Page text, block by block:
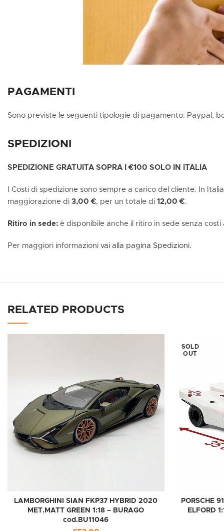
PAGAMENTI
Sono previste le seguenti tipologie di pagamento: Paypal,
SPEDIZIONI
SPEDIZIONE GRATUITA SOPRA I €100 SOLO IN ITALIA
I Costi di spedizione sono sempre a carico del cliente. In
maggiorazione di 3,00 €, per un totale di 12,00 €.
Ritiro in sede: è disponibile anche il ritiro in sede senza costi
Per maggiori informazioni vai alla pagina Spedizioni.
RELATED PRODUCTS
LAMBORGHINI SIAN FKP37 HYBRID 2020
MET.MATT GREEN 1:18 – BURAGO
cod.BU11046
SOLD
OUT
PORSCHE
ELFORD